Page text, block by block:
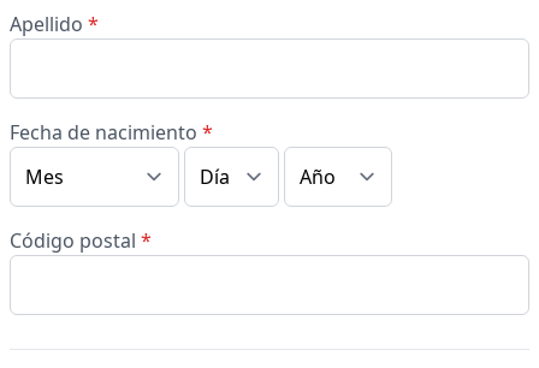
Apellido *
Fecha de nacimiento *
Código postal *